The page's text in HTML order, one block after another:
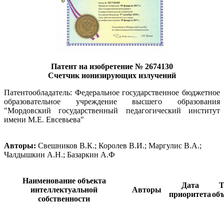
Патент на изобретение № 2674130
Счетчик ионизирующих излучений
Патентообладатель: Федеральное государственное бюджетное
образовательное учреждение высшего образования
"Мордовский государственный педагогический институт
имени М.Е. Евсевьева"
Авторы: Свешников В.К.; Королев В.И.; Маргулис В.А.;
Чалдышкин А.Н.; Базаркин А.Ф
Наименование объекта
интеллектуальной
собственности
Авторы
Дата
приоритета